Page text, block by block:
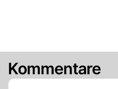
Kommentare